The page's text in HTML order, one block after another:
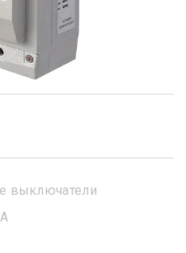
выключатели